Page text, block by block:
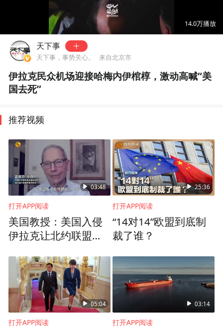
00:58
14.0万播放
天下事
天下事，事势关心。 来自北京市
伊拉克民众机场迎接哈梅内伊棺椁，激动高喊“美
国去死”
推荐视频
03:48
打开APP阅读
美国教授：美国入侵
伊拉克让北约联盟关
加深了裂痕
25:36
打开APP阅读
“14对14”欧盟到底制
裁了谁？
05:04
打开APP阅读
03:14
打开APP阅读